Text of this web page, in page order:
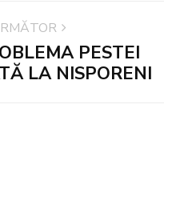
PESTEI
LA NISPORENI